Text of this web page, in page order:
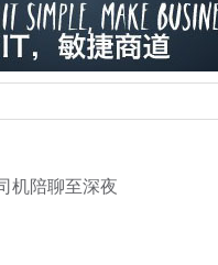
陪聊至深夜